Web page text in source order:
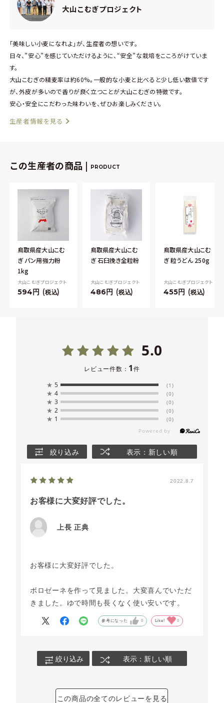
大山こむぎプロジェクト
「美味しい小麦になれよ」が、生産者の想いです。
日々、”安心”を感じていただけるように、“安全”な栽培をこころがけていま
す。
大山こむぎの精麦率は約60%。一般的な小麦と比べると少し低い数値です
が、外皮が多いので香りが良く立つことが大山こむぎの特徴です。
安心・安全にこだわった味わいを、ぜひお楽しみください。
生産者情報を見る
この生産者の商品 | PRODUCT
鳥取県産大山こむ
ぎ パン用強力粉
1kg
大山こむぎプロジェクト
594 税込
鳥取県産大山こむ
ぎ 石臼挽き全粒粉
大山こむぎプロジェクト
486 税込
鳥取県産大山こむ
ぎ 粒うどん 250g
大山こむぎプロジェクト
455 税込
5.0
レビュー件数： 1件
★ 5 (1)
★ 4 (0)
★ 3 (0)
★ 2 (0)
★ 1 (0)
絞り込み 表示：新しい順
2022.8.7
お客様に大変好評でした。
上長 正典
お客様に大変好評でした。
ボロゼーネを作って見ました。大変喜んでいただ
きました。ゆで時間も長くなく使い安いです。
参考になった 0 Like! 0
絞り込み 表示：新しい順
この商品の全てのレビューを見る